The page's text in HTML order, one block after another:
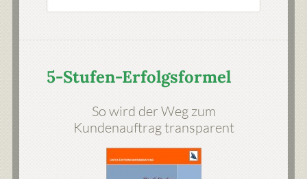
5-Stufen-Erfolgsformel
So wird der Weg zum
Kundenauftrag transparent